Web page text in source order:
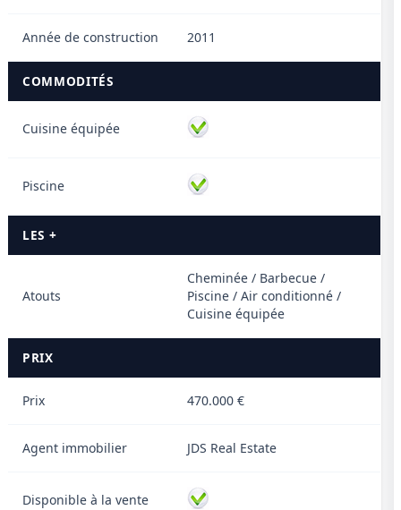
Année de construction 2011
COMMODITÉS
Cuisine équipée
Piscine
LES +
Atouts
Cheminée / Barbecue /
Piscine / Air conditionné /
Cuisine équipée
PRIX
Prix 470.000 €
Agent immobilier JDS Real Estate
Disponible à la vente